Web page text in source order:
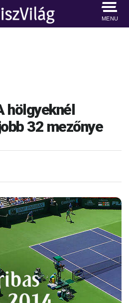
MENU
hölgyeknél
32 mezőnye